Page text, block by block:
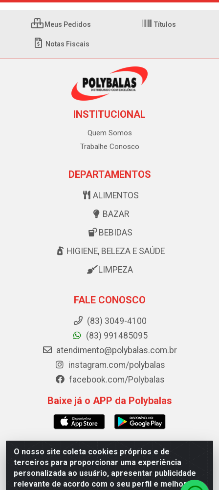
O nosso site coleta cookies próprios e de
terceiros para proporcionar uma experiência
personalizada ao usuário, apresentar publicidade
relevante de acordo com o seu perfil e melhorar a
Meus Pedidos Títulos
Notas Fiscais
INSTITUCIONAL
Quem Somos
Trabalhe Conosco
DEPARTAMENTOS
ALIMENTOS
BAZAR
BEBIDAS
HIGIENE, BELEZA E SAÚDE
LIMPEZA
FALE CONOSCO
(83) 3049-4100
(83) 991485095
atendimento@polybalas.com.br
instagram.com/polybalas
facebook.com/Polybalas
Baixe já o APP da Polybalas
Polybalas - Rua João Miguel de Souza, 173 Galpão B -
Ernesto Geisel, João Pessoa/PB - CEP 58.075-075 - CNPJ
00.909.327/0002-61